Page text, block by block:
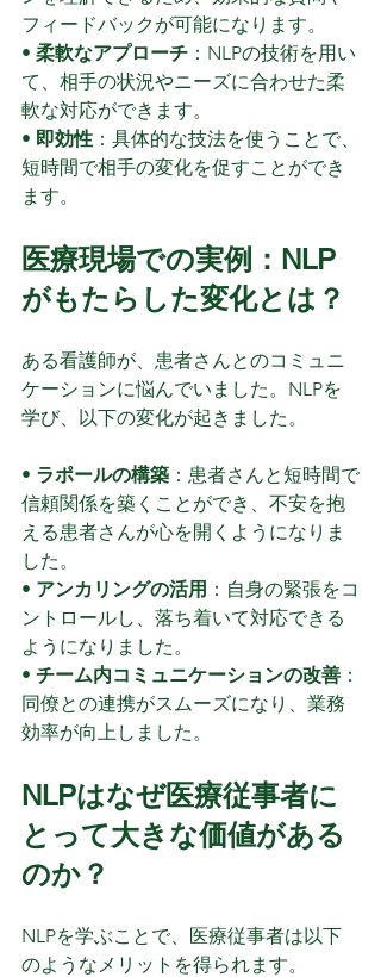
フィードバックが可能になります。
• 柔軟なアプローチ ：NLPの技術を用い
て、相手の状況やニーズに合わせた柔
軟な対応ができます。
• 即効性 ：具体的な技法を使うことで、
短時間で相手の変化を促すことができ
ます。
医療現場での実例：NLP
がもたらした変化とは？
ある看護師が、患者さんとのコミュニ
ケーションに悩んでいました。NLPを
学び、以下の変化が起きました。
• ラポールの構築 ：患者さんと短時間で
信頼関係を築くことができ、不安を抱
える患者さんが心を開くようになりま
した。
• アンカリングの活用 ：自身の緊張をコ
ントロールし、落ち着いて対応できる
ようになりました。
• チーム内コミュニケーションの改善 ：
同僚との連携がスムーズになり、業務
効率が向上しました。
NLPはなぜ医療従事者に
とって大きな価値がある
のか？
NLPを学ぶことで、医療従事者は以下
のようなメリットを得られます。